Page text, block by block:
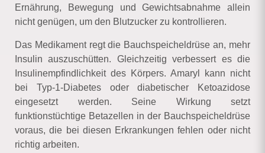
Ernährung, Bewegung und Gewichtsabnahme allein
nicht genügen, um den Blutzucker zu kontrollieren.
Das Medikament regt die Bauchspeicheldrüse an, mehr
Insulin auszuschütten. Gleichzeitig verbessert es die
Insulinempfindlichkeit des Körpers. Amaryl kann nicht
bei Typ-1-Diabetes oder diabetischer Ketoazidose
eingesetzt werden. Seine Wirkung setzt
funktionstüchtige Betazellen in der Bauchspeicheldrüse
voraus, die bei diesen Erkrankungen fehlen oder nicht
richtig arbeiten.